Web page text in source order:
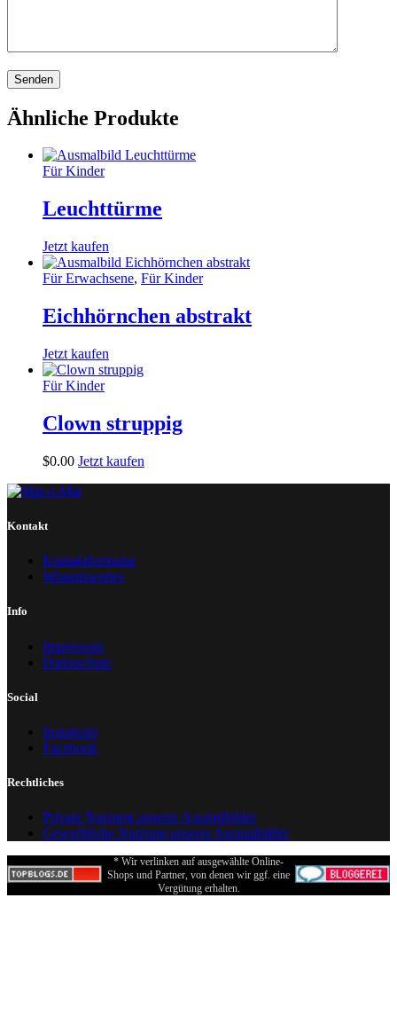
Ähnliche Produkte
Für Kinder
Leuchttürme
Jetzt kaufen
Für Erwachsene, Für Kinder
Eichhörnchen abstrakt
Jetzt kaufen
Für Kinder
Clown struppig
$0.00 Jetzt kaufen
Kontakt
Kontaktformular
Wissenswertes
Info
Impressum
Datenschutz
Social
Instagram
Facebook
Rechtliches
Private Nutzung unserer Ausmalbilder
Gewerbliche Nutzung unserer Ausmalbilder
* Wir verlinken auf ausgewählte Online-
Shops und Partner, von denen wir ggf. eine
Vergütung erhalten.